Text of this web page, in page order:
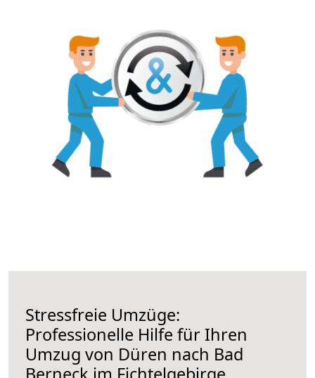
Stressfreie Umzüge:
Professionelle Hilfe für Ihren
Umzug von Düren nach Bad